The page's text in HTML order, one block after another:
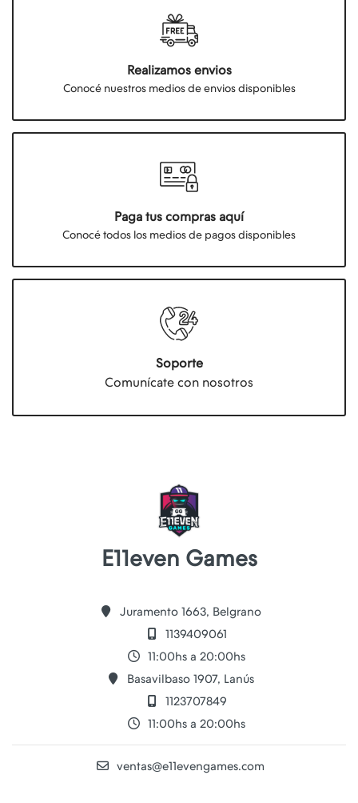
Realizamos envios
Conocé nuestros medios de envios disponibles
Paga tus compras aquí
Conocé todos los medios de pagos disponibles
Soporte
Comunícate con nosotros
E11even Games
Juramento 1663, Belgrano
1139409061
11:00hs a 20:00hs
Basavilbaso 1907, Lanús
1123707849
11:00hs a 20:00hs
ventas@e11evengames.com